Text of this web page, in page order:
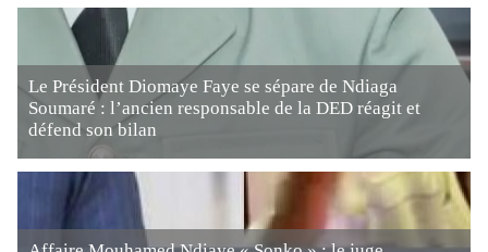
Le Président Diomaye Faye se sépare de Ndiaga
Soumaré : l’ancien responsable de la DED réagit et
défend son bilan